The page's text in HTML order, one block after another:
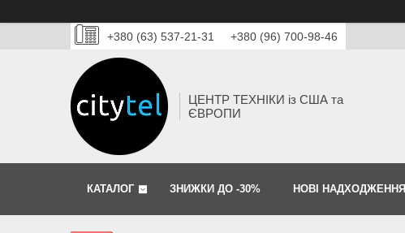
+380 (63) 537-21-31 +380 (96) 700-98-46
ЦЕНТР ТЕХНІКИ із США та
ЄВРОПИ
КАТАЛОГ ЗНИЖКИ ДО -30% НОВІ НАДХОДЖЕННЯ